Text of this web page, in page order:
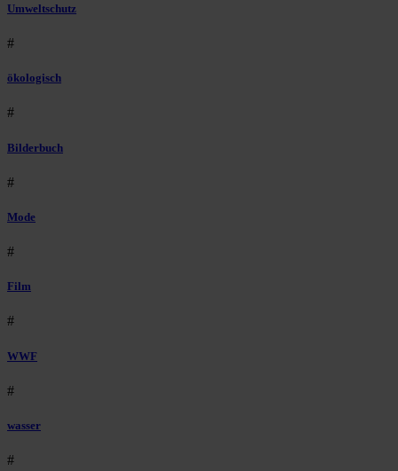
Umweltschutz
#
ökologisch
#
Bilderbuch
#
Mode
#
Film
#
WWF
#
wasser
#